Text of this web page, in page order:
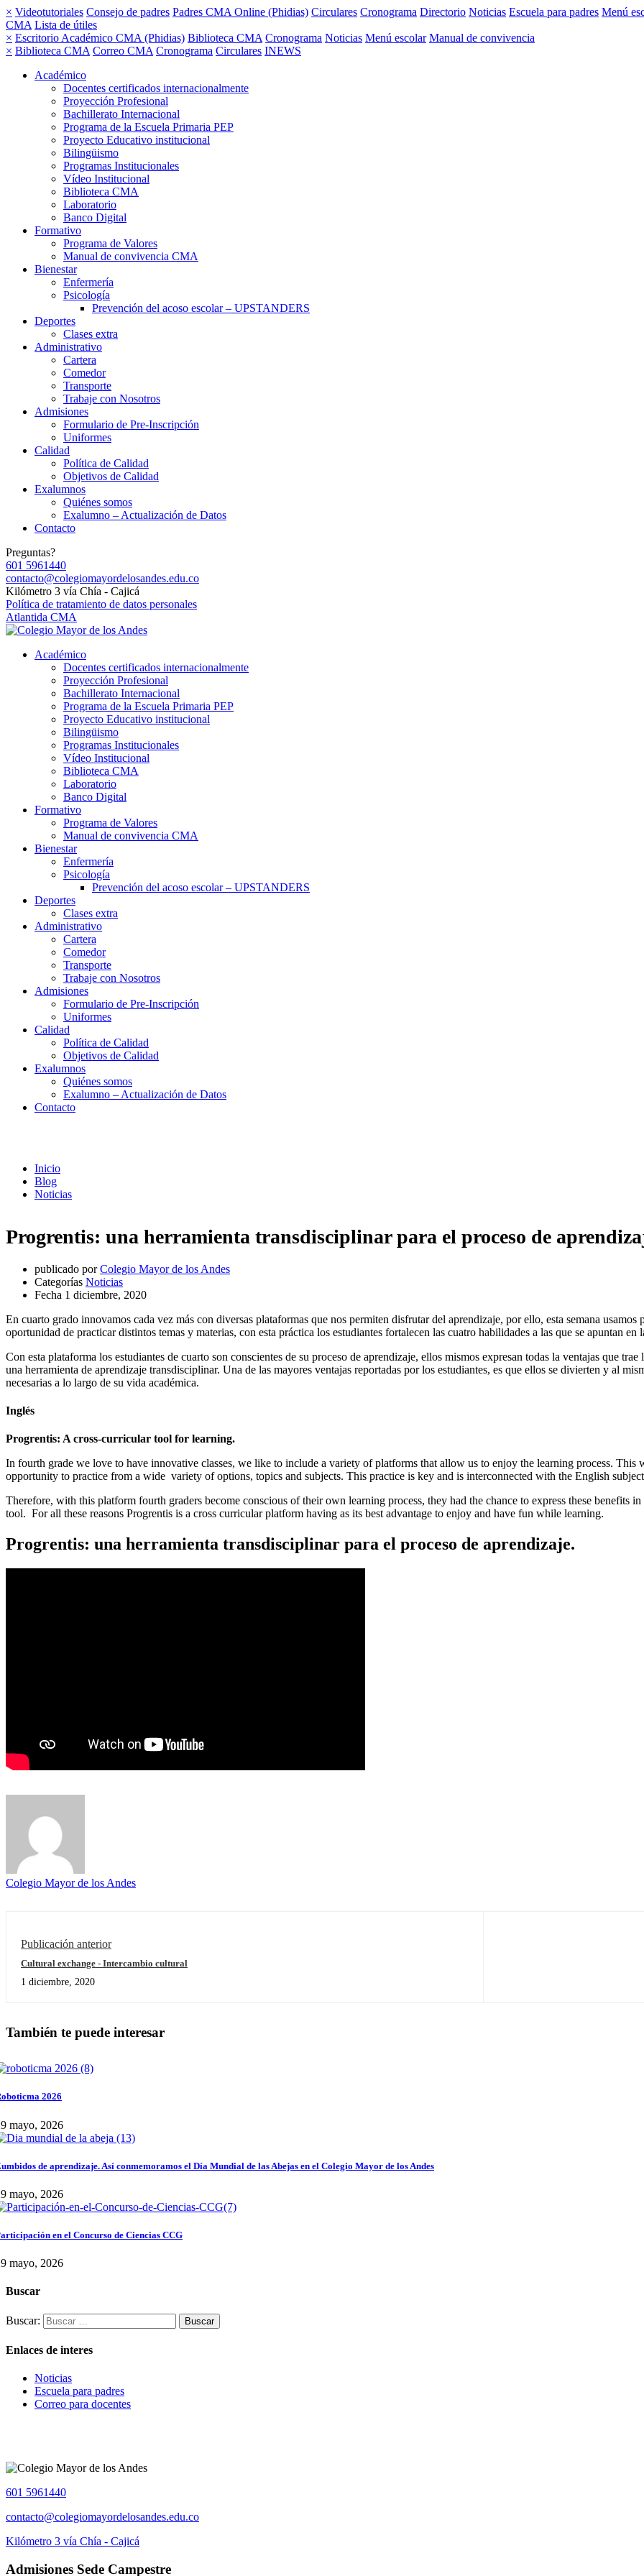
× Videotutoriales Consejo de padres Padres CMA Online (Phidias) Circulares Cronograma Directorio Noticias Escuela para padres Menú
CMA Lista de útiles
× Escritorio Académico CMA (Phidias) Biblioteca CMA Cronograma Noticias Menú escolar Manual de convivencia
× Biblioteca CMA Correo CMA Cronograma Circulares INEWS
Académico
Docentes certificados internacionalmente
Proyección Profesional
Bachillerato Internacional
Programa de la Escuela Primaria PEP
Proyecto Educativo institucional
Bilingüismo
Programas Institucionales
Vídeo Institucional
Biblioteca CMA
Laboratorio
Banco Digital
Formativo
Programa de Valores
Manual de convivencia CMA
Bienestar
Enfermería
Psicología
Prevención del acoso escolar – UPSTANDERS
Deportes
Clases extra
Administrativo
Cartera
Comedor
Transporte
Trabaje con Nosotros
Admisiones
Formulario de Pre-Inscripción
Uniformes
Calidad
Política de Calidad
Objetivos de Calidad
Exalumnos
Quiénes somos
Exalumno – Actualización de Datos
Contacto
Preguntas?
601 5961440
contacto@colegiomayordelosandes.edu.co
Kilómetro 3 vía Chía - Cajicá
Política de tratamiento de datos personales
Atlantida CMA
Académico
Docentes certificados internacionalmente
Proyección Profesional
Bachillerato Internacional
Programa de la Escuela Primaria PEP
Proyecto Educativo institucional
Bilingüismo
Programas Institucionales
Vídeo Institucional
Biblioteca CMA
Laboratorio
Banco Digital
Formativo
Programa de Valores
Manual de convivencia CMA
Bienestar
Enfermería
Psicología
Prevención del acoso escolar – UPSTANDERS
Deportes
Clases extra
Administrativo
Cartera
Comedor
Transporte
Trabaje con Nosotros
Admisiones
Formulario de Pre-Inscripción
Uniformes
Calidad
Política de Calidad
Objetivos de Calidad
Exalumnos
Quiénes somos
Exalumno – Actualización de Datos
Contacto
Inicio
Blog
Noticias
Progrentis: una herramienta transdisciplinar para el proceso de
publicado por Colegio Mayor de los Andes
Categorías Noticias
Fecha 1 diciembre, 2020
En cuarto grado innovamos cada vez más con diversas plataformas que nos permiten disfrutar del aprendizaje, por ello, esta semana
oportunidad de practicar distintos temas y materias, con esta práctica los estudiantes fortalecen las cuatro habilidades a las que se apuntan en
Con esta plataforma los estudiantes de cuarto son conscientes de su proceso de aprendizaje, ellos mismos expresan todas la ventajas que
una herramienta de aprendizaje transdisciplinar. Una de las mayores ventajas reportadas por los estudiantes, es que ellos se divierten y al
necesarias a lo largo de su vida académica.
Inglés
Progrentis: A cross-curricular tool for learning.
In fourth grade we love to have innovative classes, we like to include a variety of platforms that allow us to enjoy the learning process. This
opportunity to practice from a wide variety of options, topics and subjects. This practice is key and is interconnected with the English
Therefore, with this platform fourth graders become conscious of their own learning process, they had the chance to express these benefits
tool. For all these reasons Progrentis is a cross curricular platform having as its best advantage to enjoy and have fun while learning.
Progrentis: una herramienta transdisciplinar para el proceso de aprendizaje.
Colegio Mayor de los Andes
Publicación anterior
Cultural exchange - Intercambio cultural
1 diciembre, 2020
También te puede interesar
2026
mayo, 2026
de aprendizaje. Así conmemoramos el Día Mundial de las Abejas en el Colegio Mayor de los Andes
mayo, 2026
en el Concurso de Ciencias CCG
mayo, 2026
Buscar
Buscar:
Enlaces de interes
Noticias
Escuela para padres
Correo para docentes
601 5961440
contacto@colegiomayordelosandes.edu.co
Kilómetro 3 vía Chía - Cajicá
Admisiones Sede Campestre